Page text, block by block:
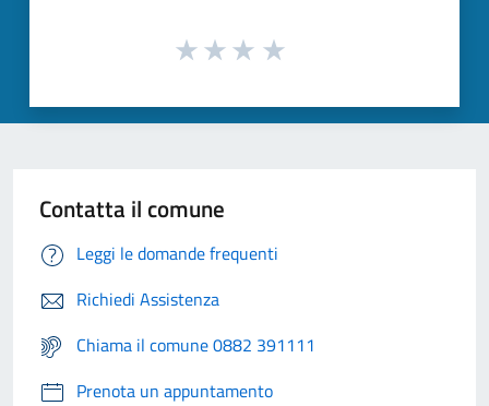
Contatta il comune
Leggi le domande frequenti
Richiedi Assistenza
Chiama il comune 0882 391111
Prenota un appuntamento